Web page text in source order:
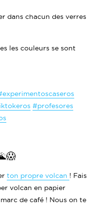
dans chacun des verres
les couleurs se sont
#profesores
ton propre volcan ! Fais
volcan en papier
de café ! Nous on te